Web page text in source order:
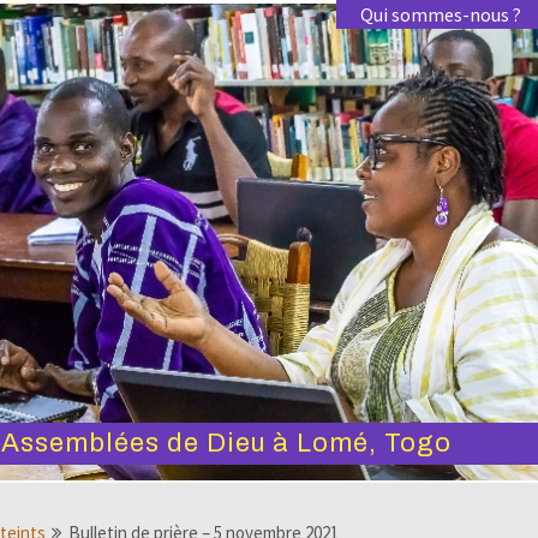
Qui sommes-nous ?
de Dieu à Lomé, Togo
Bulletin de prière – 5 novembre 2021